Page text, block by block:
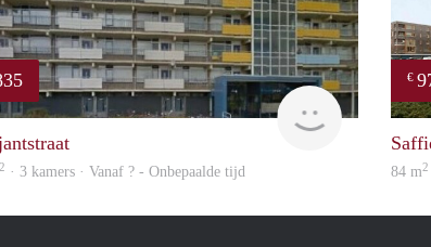
rent
2 · 3 kamers · Vanaf ? - Onbepaalde tijd
€
84 m2